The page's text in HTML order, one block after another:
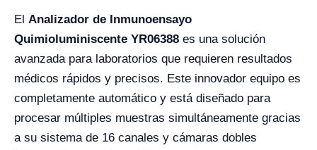
El Analizador de Inmunoensayo
Quimioluminiscente YR06388 es una solución
avanzada para laboratorios que requieren resultados
médicos rápidos y precisos. Este innovador equipo es
completamente automático y está diseñado para
procesar múltiples muestras simultáneamente gracias
a su sistema de 16 canales y cámaras dobles